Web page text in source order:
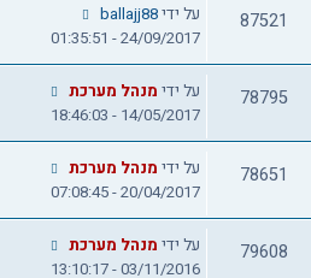
87521 על ידיballajj88
24/09/2017 - 01:35:51
78795 על ידי מנהל מערכת
14/05/2017 - 18:46:03
78651 על ידי מנהל מערכת
20/04/2017 - 07:08:45
79608 על ידי מנהל מערכת
03/11/2016 - 13:10:17